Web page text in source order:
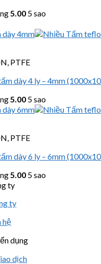
5.00 5 sao
PTFE
dày 4 ly – 4mm
5.00 5 sao
PTFE
dày 6 ly – 6mm
5.00 5 sao
ty
ty
hệ
dụng
dịch